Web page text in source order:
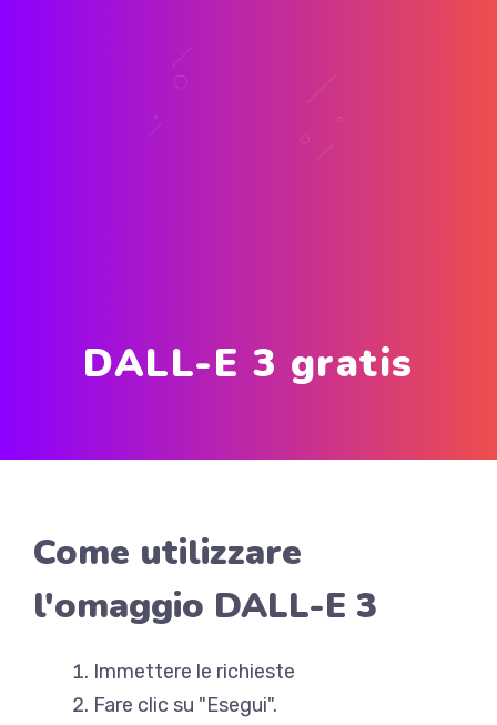
DALL-E 3 gratis
Come utilizzare
l'omaggio DALL-E 3
Immettere le richieste
Fare clic su "Esegui".